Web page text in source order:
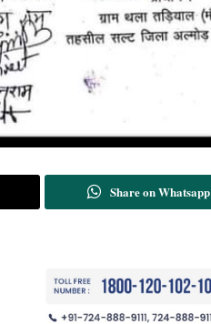
Share on Whatsapp